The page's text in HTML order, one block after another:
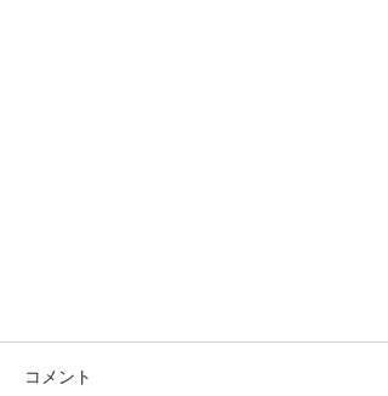
コメント